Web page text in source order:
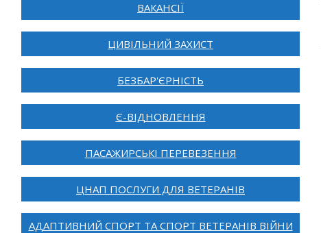
ВАКАНСІЇ
ЦИВІЛЬНИЙ ЗАХИСТ
БЕЗБАР'ЄРНІСТЬ
Є-ВІДНОВЛЕННЯ
ПАСАЖИРСЬКІ ПЕРЕВЕЗЕННЯ
ЦНАП ПОСЛУГИ ДЛЯ ВЕТЕРАНІВ
АДАПТИВНИЙ СПОРТ ТА СПОРТ ВЕТЕРАНІВ ВІЙНИ